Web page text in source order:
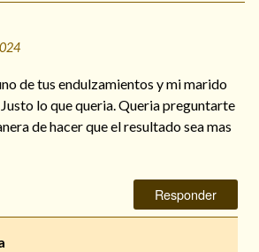
de tus endulzamientos y mi marido
lo que queria. Queria preguntarte
de hacer que el resultado sea mas
Responder